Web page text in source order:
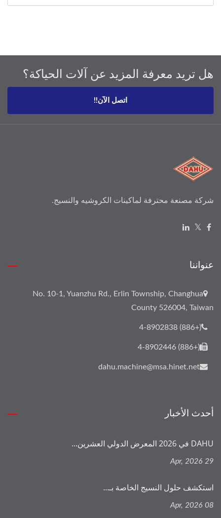
هل تريد معرفة المزيد عن آلات الحياكة؟
اتصل الآن!!
شركة مصنعة محترفة لماكينات الكروشيه والنسيج.
عنواننا
No. 10-1, Yuanzhu Rd., Erlin Township, Changhua
County 526004, Taiwan
(+886) 4-8902838
(+886) 4-8902446
dahu.machine@msa.hinet.net
أحدث الأخبار
DAHU في 2026 المعرض الدولي العشرين...
29 Apr, 2026
استكشف حلول النسيج الخاصة بـ...
08 Apr, 2026